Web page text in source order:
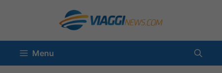
contenuto
Menu